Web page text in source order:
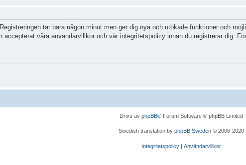
tar bara någon minut men ger dig nya och utökade funktioner och
våra användarvillkor och vår integritetspolicy innan du registrerar dig.
Drivs av phpBB® Forum Software © phpBB Limited
Swedish translation by phpBB Sweden © 2006-2020
Integritetspolicy | Användarvillkor